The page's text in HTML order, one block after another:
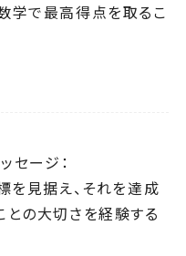
学で最高得点を取るこ
セージ：
を見据え、それを達成
の大切さを経験する